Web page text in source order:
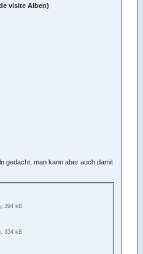
visite Alben)
gedacht, man kann aber auch damit
394 kB
354 kB